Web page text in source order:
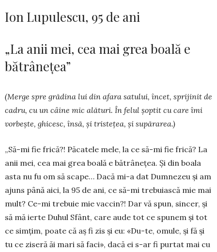
Ion Lupulescu, 95 de ani
„La anii mei, cea mai grea boală e
bătrânețea”
(Merge spre grădina lui din afara satului, încet, sprijinit de
cadru, cu un câine mic alături. În felul șoptit cu care îmi
vorbește, ghicesc, însă, și tris­tețea, și supărarea.)
„Să-mi fie frică?! Păcatele mele, la ce să-mi fie frică? La
anii mei, cea mai grea boală e bătrânețea. Și din boala
asta nu fu om să scape… Dacă mi-a dat Dumnezeu și am
ajuns până aici, la 95 de ani, ce să-mi tre­bu­iască mie mai
mult? Ce-mi tre­buie mie vaccin?! Dar vă spun, sincer, și
să mă ierte Du­hul Sfânt, care aude tot ce spu­nem și tot
ce simțim, poate că aș fi zis și eu: «Du-te, omule, și fă și
tu ce ziseră ăi mari să faci», dacă ei s-ar fi purtat mai cu